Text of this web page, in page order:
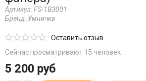
Артикул:FS-1ВЗ001
Бренд: Умничка
Оставить отзыв
Сейчас просматривают 15 человек
5 200 руб